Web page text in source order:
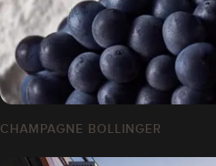
CHAMPAGNE BOLLINGER